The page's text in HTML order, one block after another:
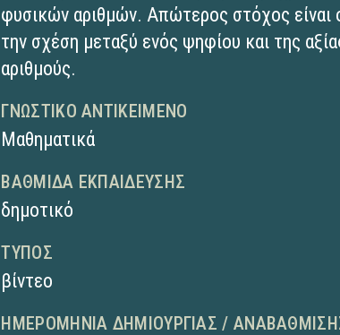
φυσικών αριθμών. Απώτερος στόχος είναι
την σχέση μεταξύ ενός ψηφίου και της
αριθμούς.
ΓΝΩΣΤΙΚΌ ΑΝΤΙΚΕΊΜΕΝΟ
Μαθηματικά
ΒΑΘΜΊΔΑ ΕΚΠΑΊΔΕΥΣΗΣ
δημοτικό
ΤΎΠΟΣ
βίντεο
ΗΜΕΡΟΜΗΝΊΑ ΔΗΜΙΟΥΡΓΊΑΣ /